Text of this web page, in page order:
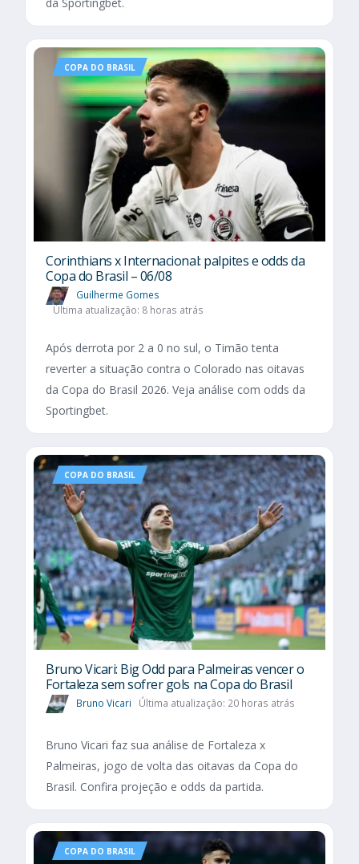
COPA DO BRASIL
Corinthians x Internacional: palpites e odds da
Copa do Brasil – 06/08
Guilherme Gomes
Última atualização: 8 horas atrás
Após derrota por 2 a 0 no sul, o Timão tenta
reverter a situação contra o Colorado nas oitavas
da Copa do Brasil 2026. Veja análise com odds da
Sportingbet.
COPA DO BRASIL
Bruno Vicari: Big Odd para Palmeiras vencer o
Fortaleza sem sofrer gols na Copa do Brasil
Bruno Vicari Última atualização: 20 horas atrás
Bruno Vicari faz sua análise de Fortaleza x
Palmeiras, jogo de volta das oitavas da Copa do
Brasil. Confira projeção e odds da partida.
COPA DO BRASIL